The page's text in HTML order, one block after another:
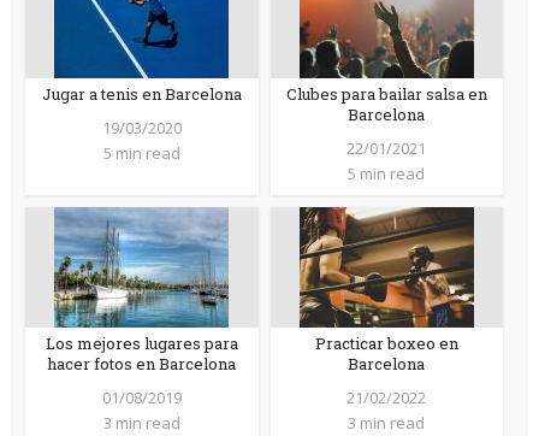
Jugar a tenis en Barcelona
19/03/2020
5 min read
Clubes para bailar salsa en
Barcelona
22/01/2021
5 min read
Los mejores lugares para
hacer fotos en Barcelona
01/08/2019
3 min read
Practicar boxeo en
Barcelona
21/02/2022
3 min read